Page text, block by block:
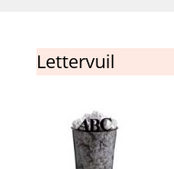
Lettervuil